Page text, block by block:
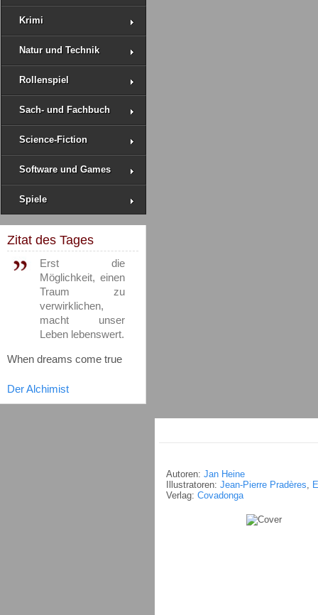
Krimi
Natur und Technik
Rollenspiel
Sach- und Fachbuch
Science-Fiction
Software und Games
Spiele
Zitat des Tages
Erst die
Möglichkeit, einen
Traum zu
verwirklichen,
macht unser
Leben lebenswert.
When dreams come true
Der Alchimist
Autoren: Jan Heine
Illustratoren: Jean-Pierre Pradères,
Verlag: Covadonga